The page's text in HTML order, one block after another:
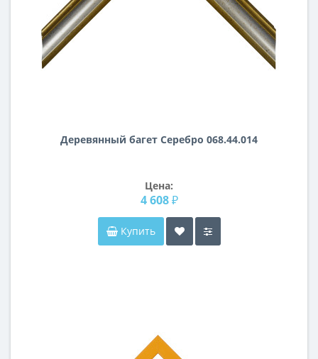
Деревянный багет Серебро 068.44.014
Цена:
4 608 ₽
Купить